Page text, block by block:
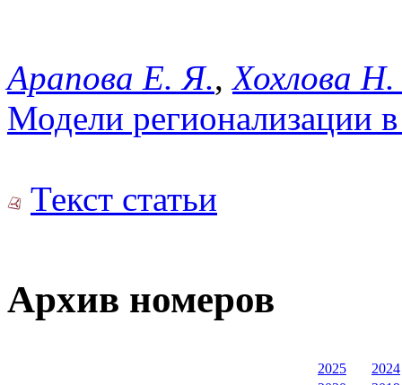
Арапова Е. Я., Хохлова
Модели регионализации
Текст статьи
Архив номеров
2025
2024